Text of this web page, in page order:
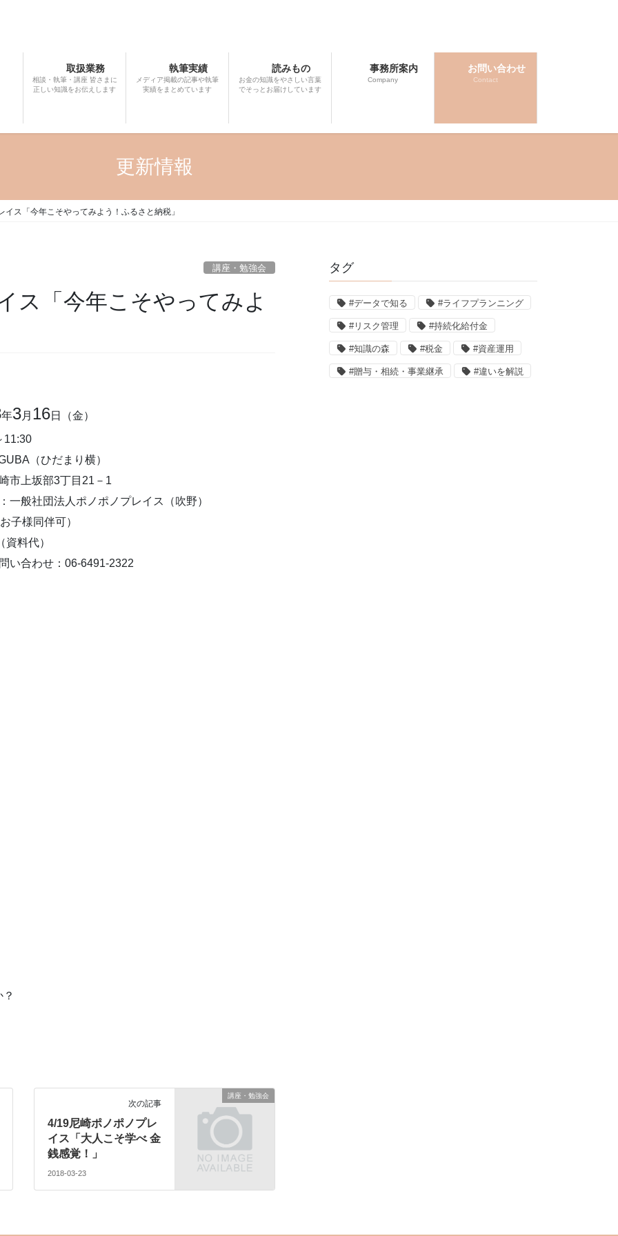
取扱業務
相談・執筆・講座 皆さまに
正しい知識をお伝えします
執筆実績
メディア掲載の記事や執筆
実績をまとめています
読みもの
お金の知識をやさしい言葉
でそっとお届けしています
事務所案内
Company
お問い合わせ
Contact
更新情報
イス「今年こそやってみよう！ふるさと納税」
講座・勉強会
ス「今年こそやってみよ
年3月 16日（金）
11:30
（ひだまり横）
市上坂部3丁目21－1
一般社団法人ポノポノプレイス（吹野）
子様同伴可）
料代）
い合わせ：06-6491-2322
講座・勉強会
次の記事
4/19尼崎ポノポノプレ
イス「大人こそ学べ 金
銭感覚！」
2018-03-23
タグ
#データで知る #ライフプランニング
#リスク管理 #持続化給付金
#知識の森 #税金 #資産運用
#贈与・相続・事業継承 #違いを解説